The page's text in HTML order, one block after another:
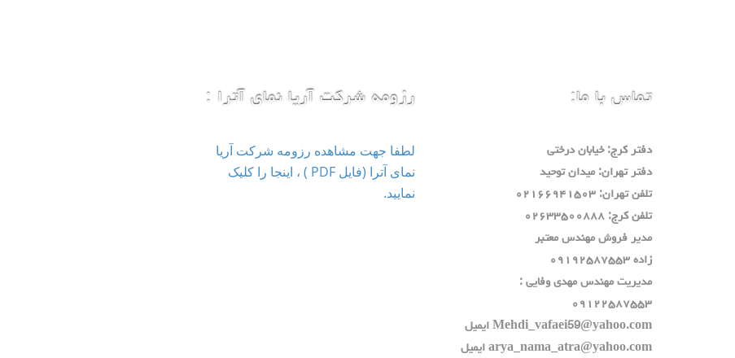
تماس با ما:
دفتر كرج: خيابان درختي
دفتر تهران: ميدان توحيد
تلفن تهران: ٠٢١٦٦٩٤١٥٠٣
تلفن كرج: ٠٢٦٣٣٥٠٠٨٨٨
مدير فروش مهندس معتبر
زاده ٠٩١٩٢٥٨٧٥٥٣
مديريت مهندس مهدي وفايي :
٠٩١٢٢٥٨٧٥٥٣
Mehdi_vafaei59@yahoo.com ايميل
arya_nama_atra@yahoo.com ايميل
رزومه شرکت آریا نمای آترا :
لطفا جهت مشاهده رزومه شرکت آریا
نمای آترا (فایل PDF ) ، اینجا را کلیک
نمایید.